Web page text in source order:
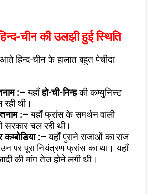
चीन की उलझी हुई स्थिति
हिन्द-चीन के हालात बहुत पेचीदा
:– यहाँहो-ची-मिन्हकी कम्युनिस्ट
थी।
:– यहाँ फ्रांस के समर्थन वाली
सरकार चल रही थी।
:– यहाँ पुराने राजाओं का राज
पर पूरा नियंत्रण फ्रांस का था। यहाँ
की मांग तेज होने लगी थी।